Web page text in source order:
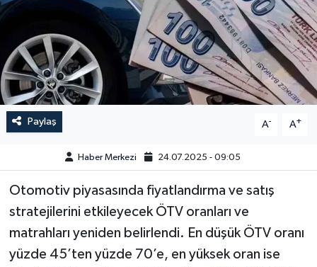
Paylaş A- A+
Haber Merkezi 24.07.2025 - 09:05
Otomotiv piyasasında fiyatlandırma ve satış
stratejilerini etkileyecek ÖTV oranları ve
matrahları yeniden belirlendi. En düşük ÖTV oranı
yüzde 45’ten yüzde 70’e, en yüksek oran ise
GÜNDEM
HABERDE İNSAN
KÜLTÜR-SANAT
ÖZEL HABER
POLİTİKA